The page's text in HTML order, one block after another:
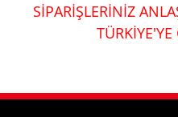
SİPARİŞLERİNİZ